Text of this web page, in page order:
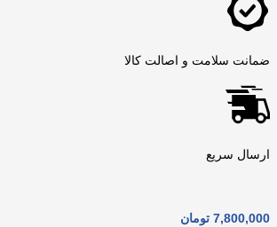
ضمانت سلامت و اصالت کالا
ارسال سریع
7,800,000 تومان